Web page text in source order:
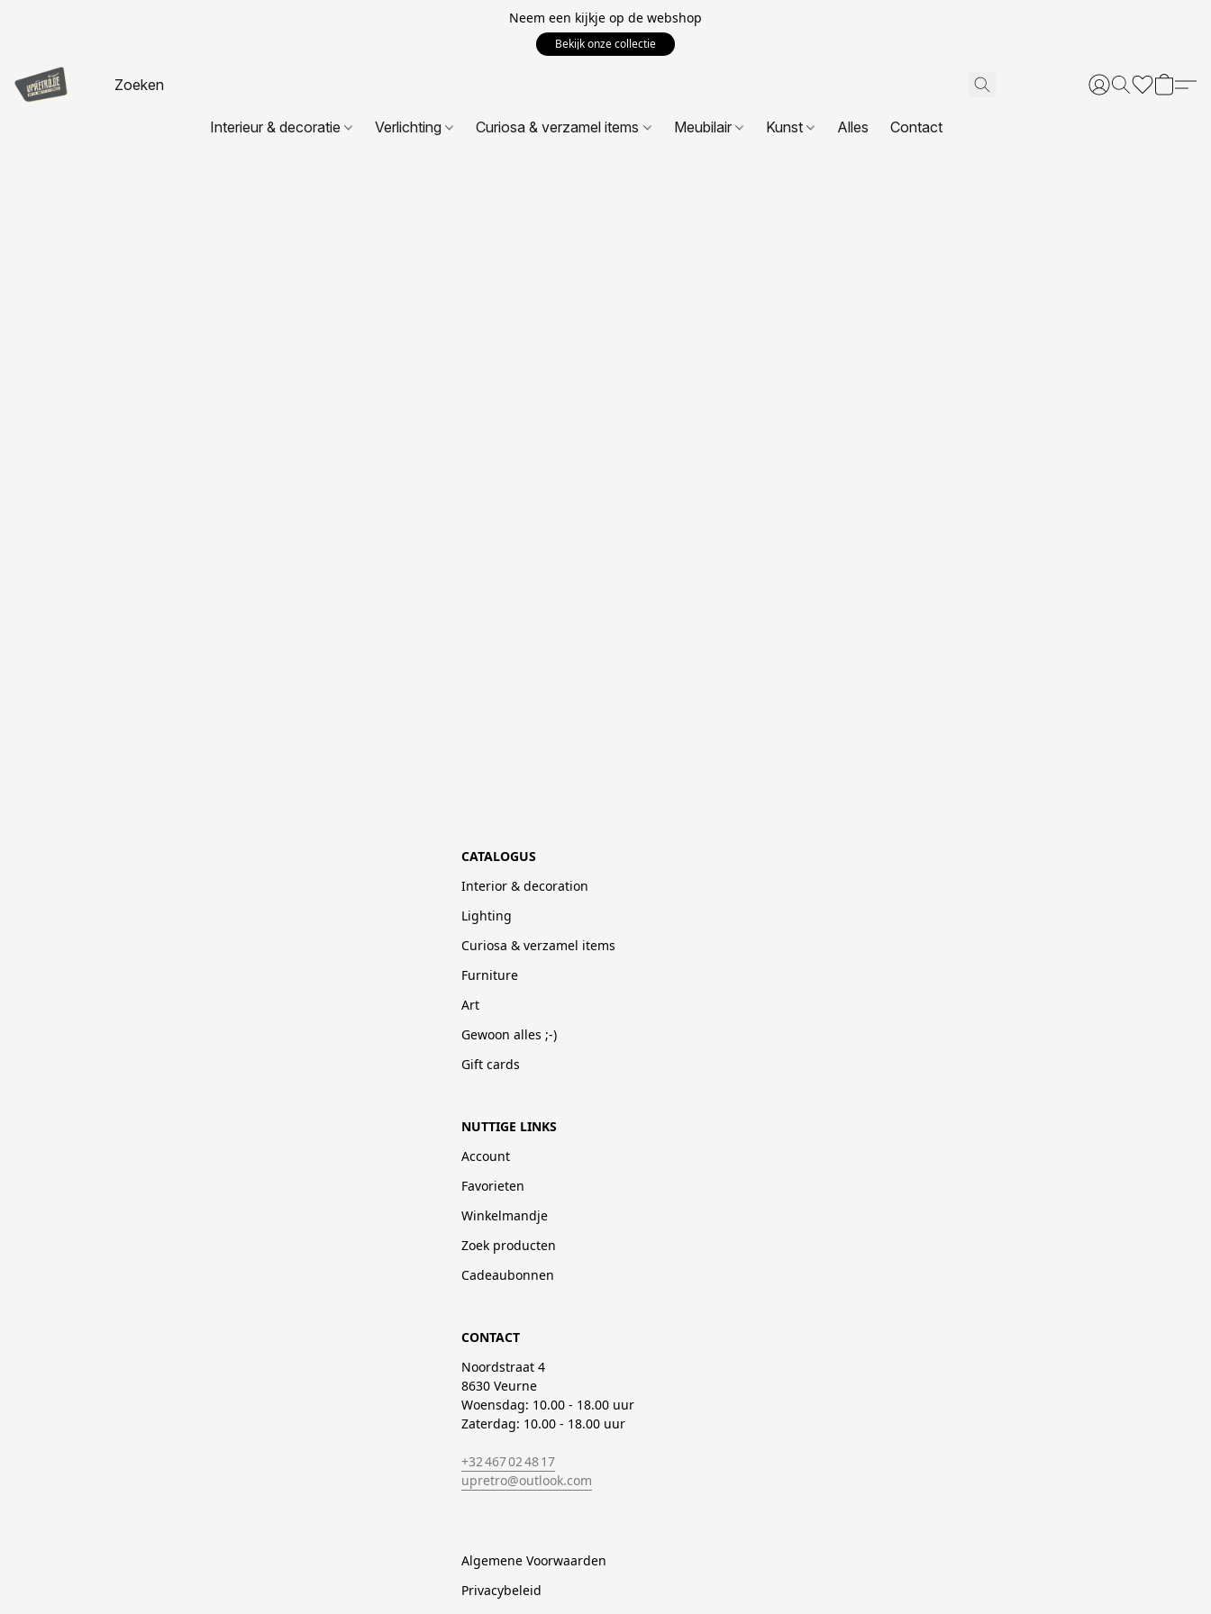
Neem een kijkje op de webshop
Bekijk onze collectie
Interieur & decoratie Verlichting Curiosa & verzamel items Meubilair Kunst Alles Contact
CATALOGUS
Interior & decoration
Lighting
Curiosa & verzamel items
Furniture
Art
Gewoon alles ;-)
Gift cards
NUTTIGE LINKS
Account
Favorieten
Winkelmandje
Zoek producten
Cadeaubonnen
CONTACT
Noordstraat 4
8630 Veurne
Woensdag: 10.00 - 18.00 uur
Zaterdag: 10.00 - 18.00 uur
+32 467 02 48 17
upretro@outlook.com
Algemene Voorwaarden
Privacybeleid